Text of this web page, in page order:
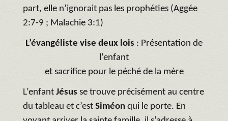
part, elle n’ignorait pas les prophéties (Aggée
2:7-9 ; Malachie 3:1)
L’évangéliste vise deux lois : Présentation de
l’enfant
et sacrifice pour le péché de la mère
L’enfant Jésus se trouve précisément au centre
du tableau et c’est Siméon qui le porte. En